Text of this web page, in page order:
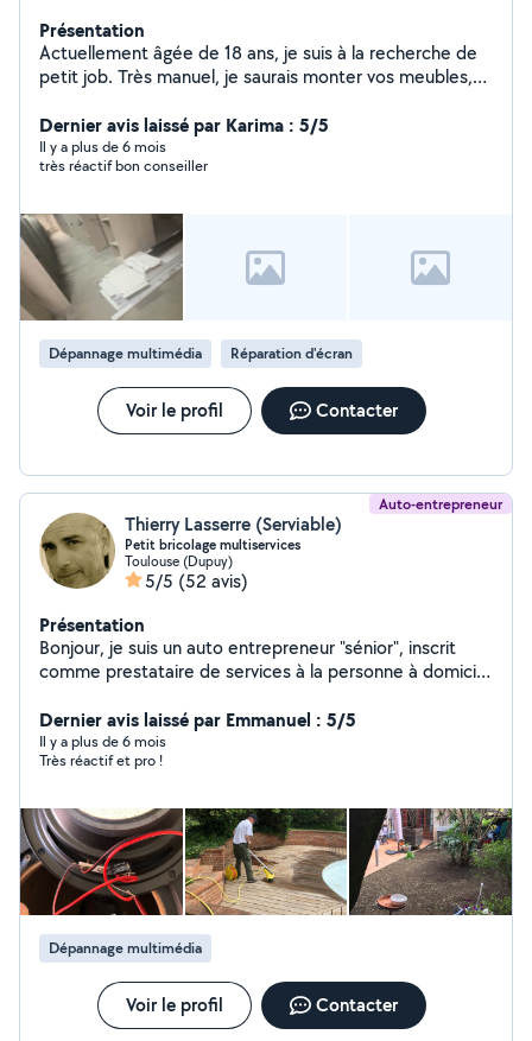
Présentation
Actuellement âgée de 18 ans, je suis à la recherche de
petit job. Très manuel, je saurais monter vos meubles,
je peux également faire des demangement, je suis aussi
un réparateur de téléphone (tout se qui est écran,
carte mère, batterie, connecteur de charge) AMRI
Dernier avis laissé par Karima : 5/5
Il y a plus de 6 mois
très réactif bon conseiller
Dépannage multimédia Réparation d'écran
Voir le profil Contacter
Auto-entrepreneur
Thierry Lasserre (Serviable)
Petit bricolage multiservices
Toulouse (Dupuy)
5/5 (52 avis)
Présentation
Bonjour, je suis un auto entrepreneur "sénior", inscrit
comme prestataire de services à la personne à domicile
multiples. Selon vos besoins, je peux intervenir chez
vous pour : > des travaux de petit bricolage « homme
toutes mains » > des travaux de petit jardinage
& Internet (connexion wifi Box, imprimante, logiciels...) >
l'assistance administrative comme en entreprise
(démarches, rédaction courriers) > la maintenance,
l'entretien, la vigilance de votre habitation en cas
d'absence (vacances) > l'accompagnement hors
domicile et/ou la conduite de votre véhicule en cas
d'invalidité temporaire Périmètre d'intervention à
Toulouse, jusqu'à 5km max : > Centre ville, St-Michel, St-
Cyprien, Amidonniers > St-Étienne, St-Aubin, Dupuy,
Côte pavée > Jardin des Plantes, Monplaisir, Le Busca,
Dernier avis laissé par Emmanuel : 5/5
Il y a plus de 6 mois
Très réactif et pro !
Dépannage multimédia
Voir le profil Contacter